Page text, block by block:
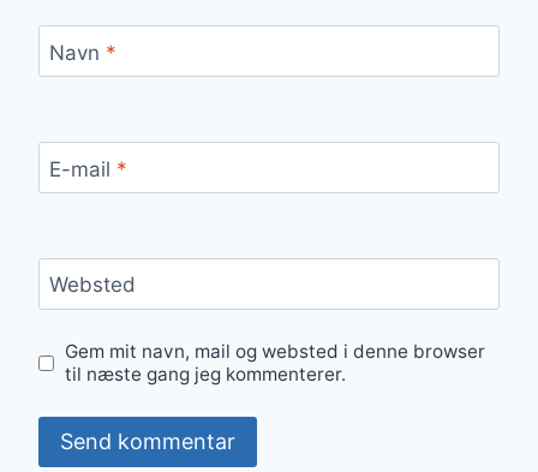
Navn *
E-mail *
Websted
Gem mit navn, mail og websted i denne browser
til næste gang jeg kommenterer.